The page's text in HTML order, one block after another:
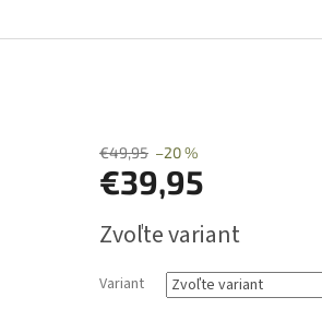
€49,95 –20 %
€39,95
cena:
Zvoľte variant
Variant